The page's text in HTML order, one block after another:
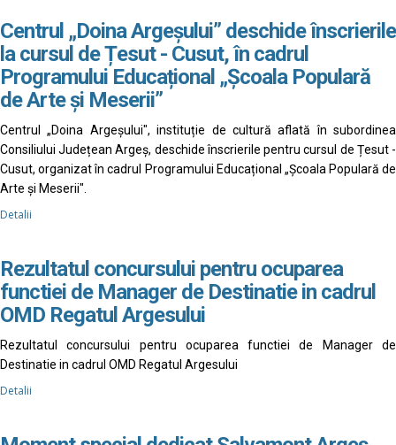
Centrul „Doina Argeșului” deschide înscrierile
la cursul de Țesut - Cusut, în cadrul
Programului Educațional „Școala Populară
de Arte și Meserii”
Centrul „Doina Argeșului", instituție de cultură aflată în subordinea
Consiliului Județean Argeș, deschide înscrierile pentru cursul de Țesut -
Cusut, organizat în cadrul Programului Educațional „Școala Populară de
Arte și Meserii".
Detalii
Rezultatul concursului pentru ocuparea
functiei de Manager de Destinatie in cadrul
OMD Regatul Argesului
Rezultatul concursului pentru ocuparea functiei de Manager de
Destinatie in cadrul OMD Regatul Argesului
Detalii